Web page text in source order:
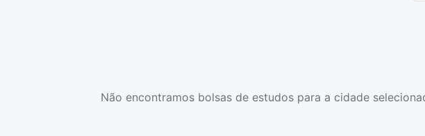
Não encontramos bolsas de estudos para a cidade